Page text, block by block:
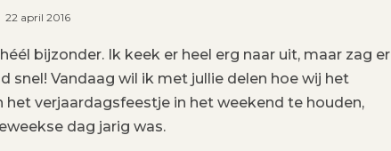
22 april 2016
bijzonder. Ik keek er heel erg naar uit, maar zag er
Vandaag wil ik met jullie delen hoe wij het
verjaardagsfeestje in het weekend te houden,
dag jarig was.